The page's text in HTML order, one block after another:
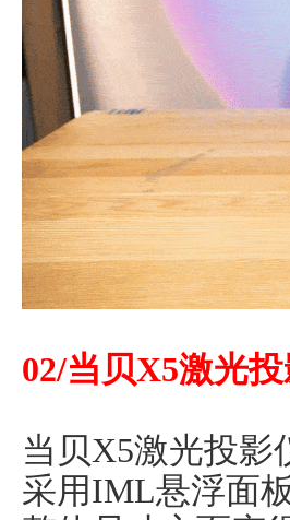
02/当贝X5激光
当贝X5激光投影
采用IML悬浮面